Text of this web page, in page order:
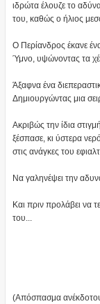
ιδρώτα έλουζε το
του, καθώς ο ήλιος
Ο Περίανδρος έκανε
Ύμνο, υψώνοντας τα
Άξαφνα ένα
Δημιουργώντας μια
Ακριβώς την ίδια
ξέσπασε, κι ύστερα
στις ανάγκες του
Να γαληνέψει την
Και πριν προλάβει να
του...
(Απόσπασμα